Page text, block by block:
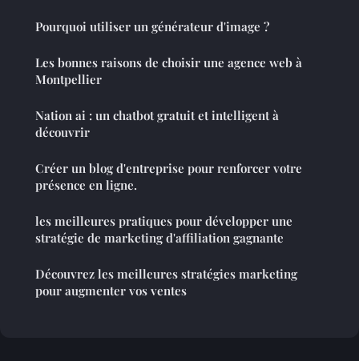
Pourquoi utiliser un générateur d'image ?
Les bonnes raisons de choisir une agence web à
Montpellier
Nation ai : un chatbot gratuit et intelligent à
découvrir
Créer un blog d'entreprise pour renforcer votre
présence en ligne.
les meilleures pratiques pour développer une
stratégie de marketing d'affiliation gagnante
Découvrez les meilleures stratégies marketing
pour augmenter vos ventes